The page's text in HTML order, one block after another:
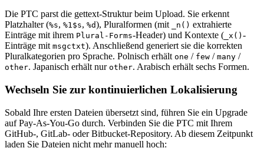
Die PTC parst die gettext-Struktur beim Upload. Sie erkennt
Platzhalter (%s, %1$s, %d), Pluralformen (mit _n() extrahierte
Einträge mit ihrem Plural-Forms-Header) und Kontexte ( _x() -
Einträge mit msgctxt). Anschließend generiert sie die korrekten
Pluralkategorien pro Sprache. Polnisch erhält one / few / many /
other. Japanisch erhält nur other. Arabisch erhält sechs Formen.
Wechseln Sie zur kontinuierlichen Lokalisierung
Sobald Ihre ersten Dateien übersetzt sind, führen Sie ein Upgrade
auf Pay-As-You-Go durch. Verbinden Sie die PTC mit Ihrem
GitHub-, GitLab- oder Bitbucket-Repository. Ab diesem Zeitpunkt
laden Sie Dateien nicht mehr manuell hoch: